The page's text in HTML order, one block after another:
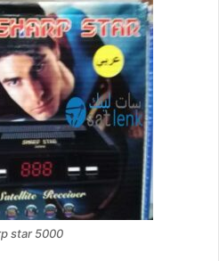
star 5000